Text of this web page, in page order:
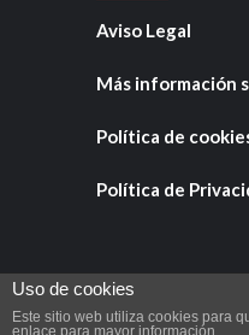
Aviso Legal
Más información
Política de
Política de
Uso de cookies
Este sitio web utiliza cookies para
enlace para mayor información.